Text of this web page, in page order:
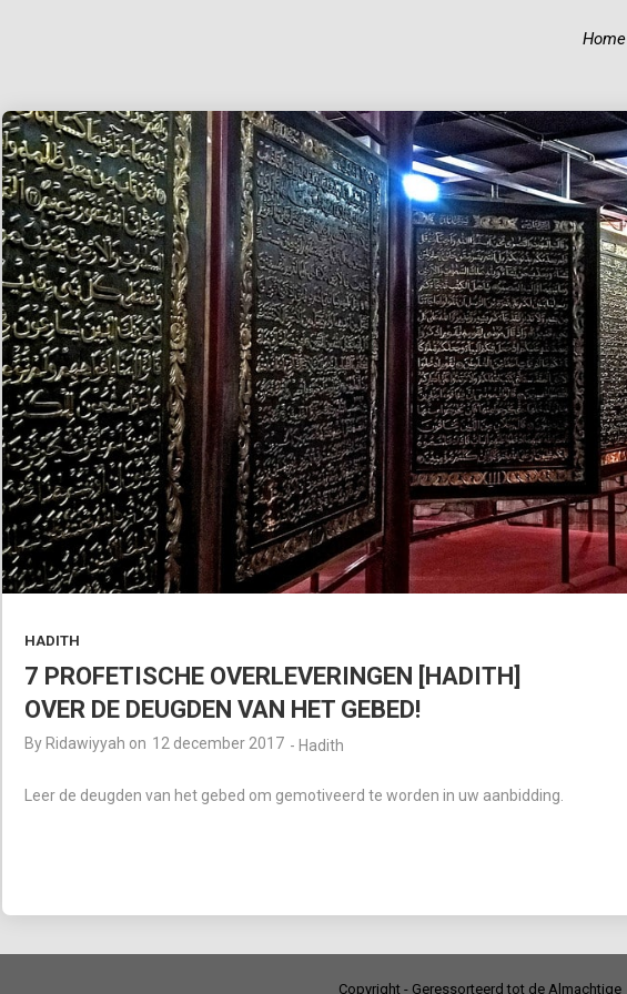
28
OKTOBER
2023
SURAH AL-ANAM 6
AYAT 66-69:
KUNNEN MOSLIMS
DE
BIJEENKOMSTEN
VAN ONGELOVIGEN
BIJWONEN?
19
OKTOBER
2023
BIOGRAFIE VAN IBN
‘ABIDIN
18
OKTOBER
2023
BIOGRAFIE VAN
MUHAMMAD
AURANGZEB
ALAMGIR
18
OKTOBER
2023
KUNNEN MOSLIMS
HINDOE-GODEN
GELIJKSCHAKELEN
MET PROFETEN EN
RUIMTE
TOEKENNEN AAN
ALLAH?
Home
HADITH
7 PROFETISCHE OVERLEVERINGEN [HADITH]
OVER DE DEUGDEN VAN HET GEBED!
By Ridawiyyah on 12 december 2017 - Hadith
Leer de deugden van het gebed om gemotiveerd te worden in uw aanbidding.
Copyright - Geressorteerd tot de Almachtige